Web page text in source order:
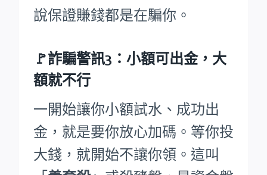
說保證賺錢都是在騙你。
🚩詐騙警訊3：小額可出金，大
額就不行
一開始讓你小額試水、成功出
金，就是要你放心加碼。等你投
大錢，就開始不讓你領。這叫